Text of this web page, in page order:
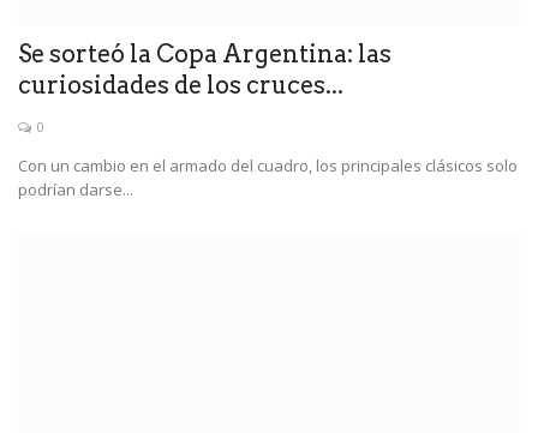
Se sorteó la Copa Argentina: las
curiosidades de los cruces...
0
Con un cambio en el armado del cuadro, los principales clásicos solo
podrían darse...